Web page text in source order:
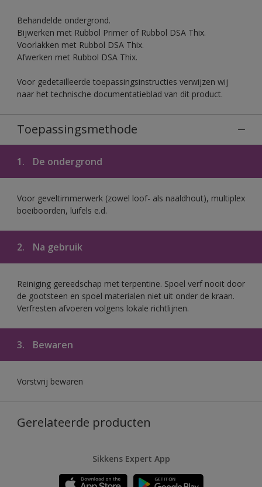
Behandelde ondergrond.
Bijwerken met Rubbol Primer of Rubbol DSA Thix.
Voorlakken met Rubbol DSA Thix.
Afwerken met Rubbol DSA Thix.
Voor gedetailleerde toepassingsinstructies verwijzen wij
naar het technische documentatieblad van dit product.
Toepassingsmethode
1. De ondergrond
Voor geveltimmerwerk (zowel loof- als naaldhout), multiplex
boeiboorden, luifels e.d.
2. Na gebruik
Reiniging gereedschap met terpentine. Spoel verf nooit door
de gootsteen en spoel materialen niet uit onder de kraan.
Verfresten afvoeren volgens lokale richtlijnen.
3. Bewaren
Vorstvrij bewaren
Gerelateerde producten
Sikkens Expert App